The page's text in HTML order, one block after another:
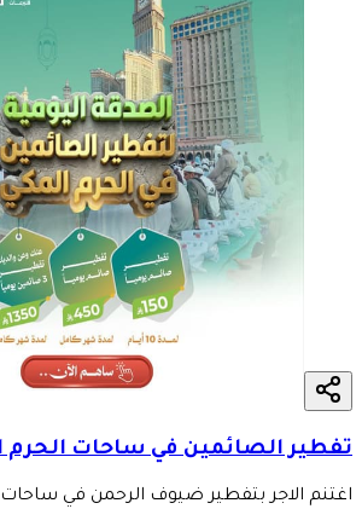
تفطير الصائمين في ساحات الحرم
اغتنم الاجر بتفطير ضيوف الرحمن في